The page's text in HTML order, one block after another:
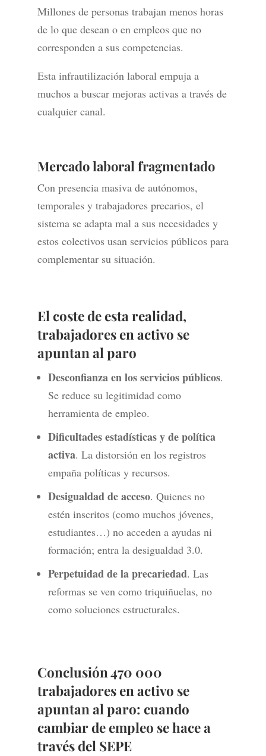
Millones de personas trabajan menos horas
de lo que desean o en empleos que no
corresponden a sus competencias.
Esta infrautilización laboral empuja a
muchos a buscar mejoras activas a través de
cualquier canal.
Mercado laboral fragmentado
Con presencia masiva de autónomos,
temporales y trabajadores precarios, el
sistema se adapta mal a sus necesidades y
estos colectivos usan servicios públicos para
complementar su situación.
El coste de esta realidad,
trabajadores en activo se
apuntan al paro
Desconfianza en los servicios públicos.
Se reduce su legitimidad como
herramienta de empleo.
Dificultades estadísticas y de política
activa. La distorsión en los registros
empaña políticas y recursos.
Desigualdad de acceso. Quienes no
estén inscritos (como muchos jóvenes,
estudiantes…) no acceden a ayudas ni
formación; entra la desigualdad 3.0.
Perpetuidad de la precariedad. Las
reformas se ven como triquiñuelas, no
como soluciones estructurales.
Conclusión 470 000
trabajadores en activo se
apuntan al paro: cuando
cambiar de empleo se hace a
través del SEPE